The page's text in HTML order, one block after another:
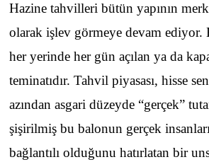
Hazine tahvilleri bütün yapının
olarak işlev görmeye devam ediyor.
her yerinde her gün açılan ya da
teminatıdır. Tahvil piyasası, hisse
azından asgari düzeyde “gerçek”
şişirilmiş bu balonun gerçek
bağlantılı olduğunu hatırlatan bir